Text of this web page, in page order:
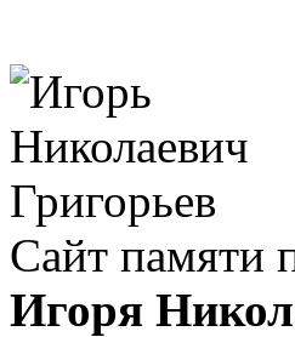
Сайт памяти
Игоря